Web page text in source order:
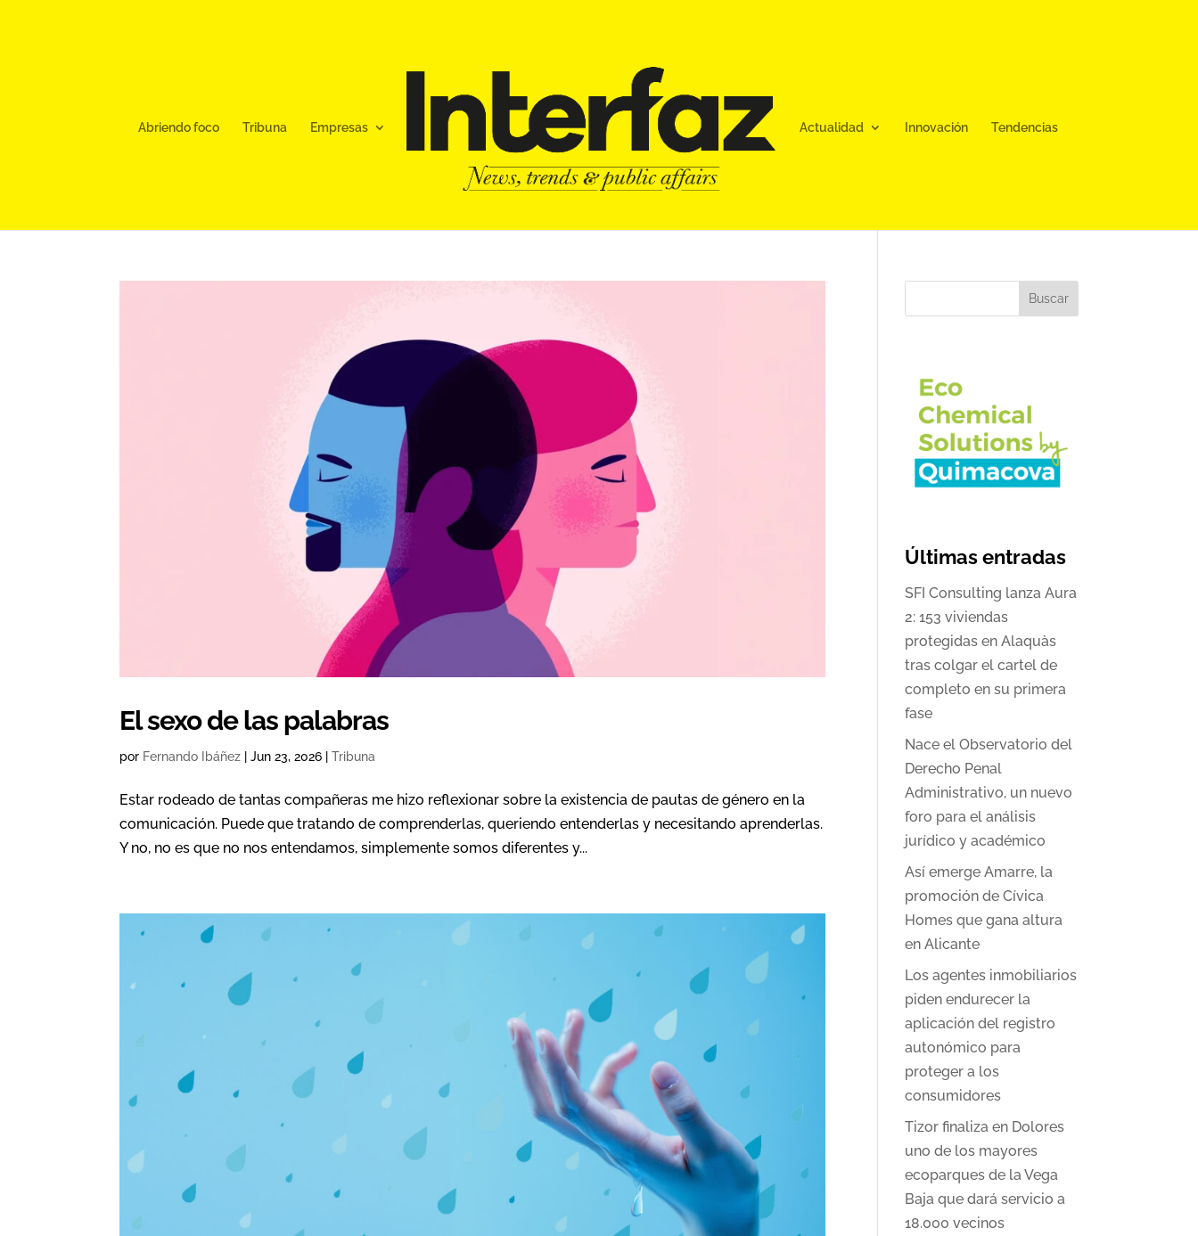
Abriendo foco Tribuna Empresas Actualidad Innovación Tendencias
El sexo de las palabras
por Fernando Ibáñez |Jun 23, 2026 |Tribuna
Estar rodeado de tantas compañeras me hizo reflexionar sobre la existencia de pautas de género en la
comunicación. Puede que tratando de comprenderlas, queriendo entenderlas y necesitando aprenderlas.
Y no, no es que no nos entendamos, simplemente somos diferentes y...
Buscar
Últimas entradas
SFI Consulting lanza Aura
2: 153 viviendas
protegidas en Alaquàs
tras colgar el cartel de
completo en su primera
fase
Nace el Observatorio del
Derecho Penal
Administrativo, un nuevo
foro para el análisis
jurídico y académico
Así emerge Amarre, la
promoción de Cívica
Homes que gana altura
en Alicante
Los agentes inmobiliarios
piden endurecer la
aplicación del registro
autonómico para
proteger a los
consumidores
Tizor finaliza en Dolores
uno de los mayores
ecoparques de la Vega
Baja que dará servicio a
18.000 vecinos